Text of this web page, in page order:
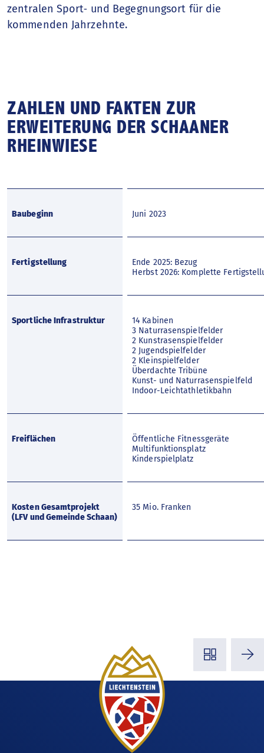
zentralen Sport‑ und Begegnungsort für die
kommenden Jahrzehnte.
ZAHLEN UND FAKTEN ZUR
ERWEITERUNG DER SCHAANER
RHEINWIESE
Baubeginn Juni 2023
Fertigstellung
Ende 2025: Bezug
Herbst 2026: Komplette
Sportliche Infrastruktur
14 Kabinen
3 Naturrasenspielfelder
2 Kunstrasenspielfelder
2 Jugendspielfelder
2 Kleinspielfelder
Überdachte Tribüne
Kunst- und Naturrasenspielfeld
Indoor-Leichtathletikbahn
Freiflächen
Öffentliche Fitnessgeräte
Multifunktionsplatz
Kinderspielplatz
Kosten Gesamtprojekt
(LFV und Gemeinde Schaan)
35 Mio. Franken
⭢
◳